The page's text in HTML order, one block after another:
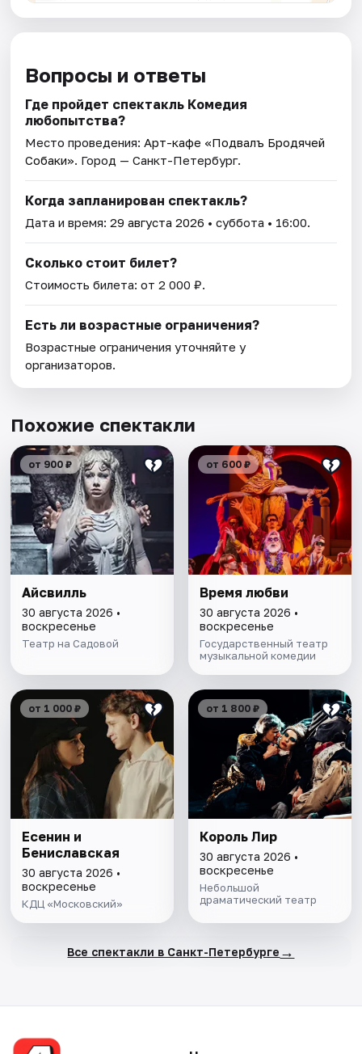
Вопросы и ответы
Где пройдет спектакль Комедия
любопытства?
Место проведения:Арт-кафе «Подвалъ Бродячей
Собаки». Город — Санкт-Петербург.
Когда запланирован спектакль?
Дата и время:29 августа 2026 • суббота • 16:00.
Сколько стоит билет?
Стоимость билета: от 2 000 ₽.
Есть ли возрастные ограничения?
Возрастные ограничения уточняйте у
организаторов.
Похожие спектакли
от 900 ₽
Айсвилль
30 августа 2026 •
воскресенье
Театр на Садовой
от 600 ₽
Время любви
30 августа 2026 •
воскресенье
Государственный театр
музыкальной комедии
от 1 000 ₽
Есенин и
Бениславская
30 августа 2026 •
воскресенье
КДЦ «Московский»
от 1 800 ₽
Король Лир
30 августа 2026 •
воскресенье
Небольшой
драматический театр
Все спектакли в Санкт-Петербурге →